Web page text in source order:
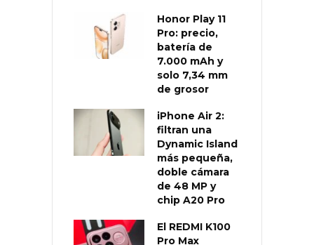
Honor Play 11
Pro: precio,
batería de
7.000 mAh y
solo 7,34 mm
de grosor
iPhone Air 2:
filtran una
Dynamic Island
más pequeña,
doble cámara
de 48 MP y
chip A20 Pro
El REDMI K100
Pro Max